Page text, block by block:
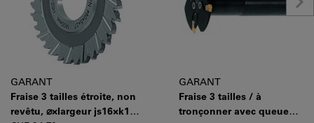
GARANT
Fraise 3 tailles étroite, non
revêtu, ⌀×largeur js16×k11:
GARANT
Fraise 3 tailles / à
tronçonner avec queue